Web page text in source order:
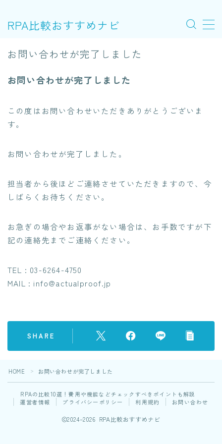
RPA比較おすすめナビ
機能で比較する
お問い合わせが完了しました
お問い合わせが完了しました
この度はお問い合わせいただきありがとうございま
す。
お問い合わせが完了しました。
担当者から後ほどご連絡させていただきますので、今
しばらくお待ちください。
お急ぎの場合やお返事がない場合は、お手数ですが下
記の連絡先までご連絡ください。
TEL : 03-6264-4750
MAIL : info@actualproof.jp
SHARE
HOME ＞ お問い合わせが完了しました
RPAの比較10選！費用や機能などチェックすべきポイントも解説
運営者情報
プライバシーポリシー 利用規約 お問い合わせ
2024–2026 RPA比較おすすめナビ